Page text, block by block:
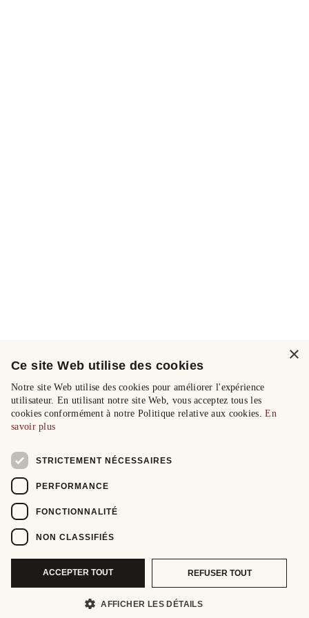
×
Ce site Web utilise des cookies
Notre site Web utilise des cookies pour améliorer l'expérience
utilisateur. En utilisant notre site Web, vous acceptez tous les
cookies conformément à notre Politique relative aux cookies.En
savoir plus
STRICTEMENT NÉCESSAIRES
PERFORMANCE
FONCTIONNALITÉ
NON CLASSIFIÉS
ACCEPTER TOUT REFUSER TOUT
AFFICHER LES DÉTAILS